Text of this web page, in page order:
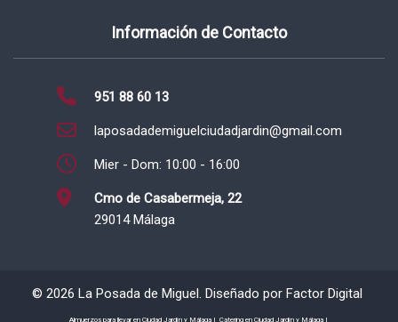
Información de Contacto
951 88 60 13
laposadademiguelciudadjardin@gmail.com
Mier - Dom: 10:00 - 16:00
Cmo de Casabermeja, 22
29014 Málaga
©2026 La Posada de Miguel. Diseñado por Factor Digital
Almuerzos para llevar en Ciudad Jardín y Málaga | Catering en Ciudad Jardín y Málaga |